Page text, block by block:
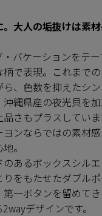
大人の垢抜けは素
バケーションをテ
で表現。これまで
ら、色数を抑えたシ
縄県産の夜光貝を
さもプラスしていま
ンならではの素材
。
のあるボックスシル
をもたせたダブル
一ボタンを留めて
デザインです。